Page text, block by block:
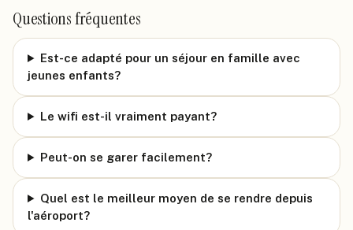
Questions fréquentes
Est-ce adapté pour un séjour en famille avec
jeunes enfants?
Le wifi est-il vraiment payant?
Peut-on se garer facilement?
Quel est le meilleur moyen de se rendre depuis
l'aéroport?